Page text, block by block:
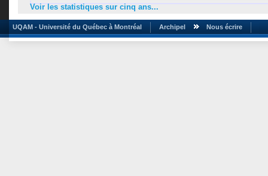
Voir les statistiques sur cinq ans...
UQAM - Université du Québec à Montréal Archipel Nous écrire